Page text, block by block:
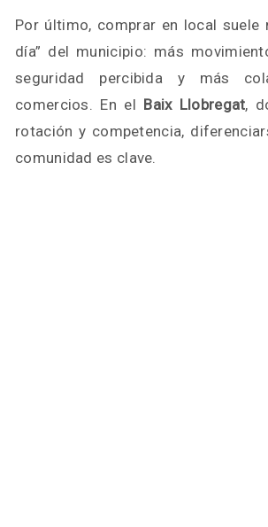
Por último, comprar en local suele
día” del municipio: más
seguridad percibida y más
comercios. En el Baix Llobregat,
rotación y competencia,
comunidad es clave.